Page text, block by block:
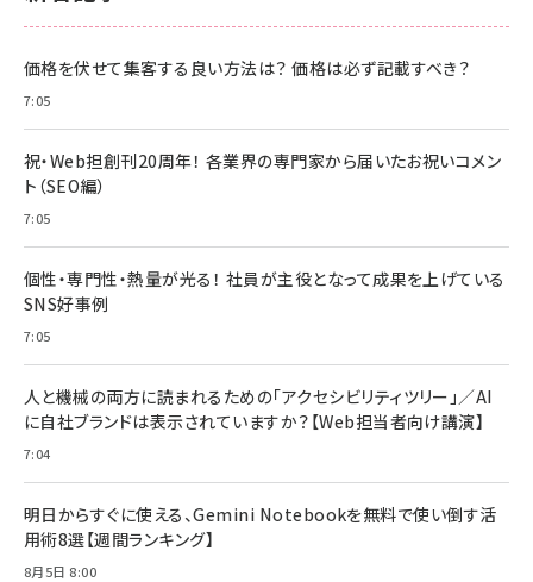
価格を伏せて集客する良い方法は？ 価格は必ず記載すべき？
7:05
祝・Web担創刊20周年！ 各業界の専門家から届いたお祝いコメン
ト（SEO編）
7:05
個性・専門性・熱量が光る！ 社員が主役となって成果を上げている
SNS好事例
7:05
人と機械の両方に読まれるための「アクセシビリティツリー」／AI
に自社ブランドは表示されていますか？【Web担当者向け講演】
7:04
明日からすぐに使える、Gemini Notebookを無料で使い倒す活
用術8選【週間ランキング】
8月5日 8:00